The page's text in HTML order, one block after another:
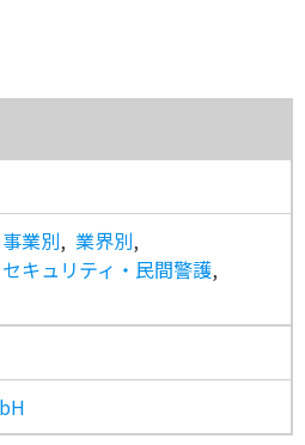
事業別, 業界別,
セキュリティ・民間警護,